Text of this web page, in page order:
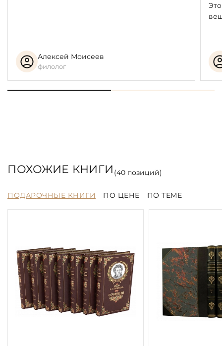
Алексей Моисеев
филолог
ПОХОЖИЕ КНИГИ (40позиций)
ПОДАРОЧНЫЕ КНИГИ ПО ЦЕНЕ ПО ТЕМЕ